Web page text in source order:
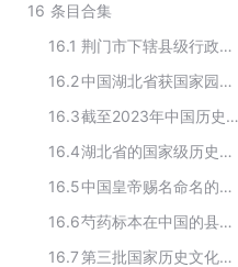
16 条目合集
16.1
荆门市下辖县级行政区划
16.2
中国湖北省获国家园林城市名单
16.3
截至2023年中国历史文化名城名单
16.4
湖北省的国家级历史文化名城
16.5
中国皇帝赐名命名的城市
16.6
芍药标本在中国的县级分布
16.7
第三批国家历史文化名城